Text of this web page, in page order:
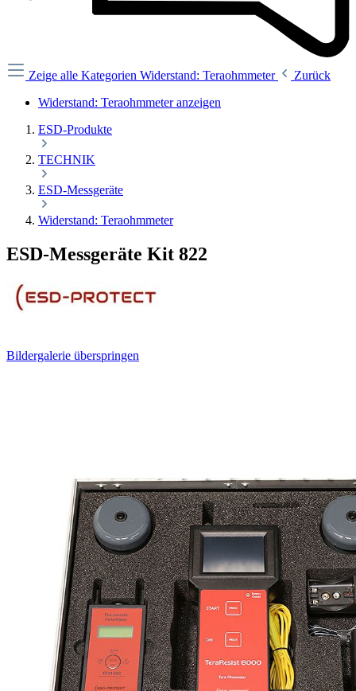
Zeige alle Kategorien Widerstand: Teraohmmeter
Zurück
Widerstand: Teraohmmeter anzeigen
ESD-Produkte
TECHNIK
ESD-Messgeräte
Widerstand: Teraohmmeter
ESD-Messgeräte Kit 822
Bildergalerie überspringen